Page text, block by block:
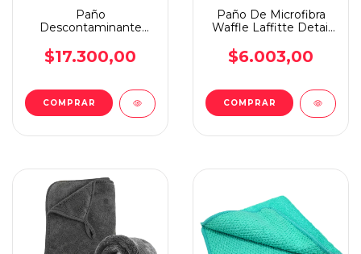
Paño
Descontaminante
Laffitte 61385 Color
Gris
$17.300,00
Paño De Microfibra
Waffle Laffitte Detail
$6.003,00